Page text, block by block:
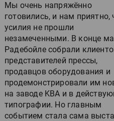
Мы очень напряжённо
готовились, и нам приятно,
усилия не прошли
незамеченными. В конце
Радебойле собрали
представителей прессы,
продавцов оборудования и
продемонстрировали им
на заводе KBA и в
типографии. Но главным
событием стала сама